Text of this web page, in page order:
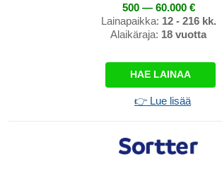
500 — 60.000 €
Lainapaikka: 12 - 216 kk.
Alaikäraja: 18 vuotta
HAE LAINAA
👉 Lue lisää